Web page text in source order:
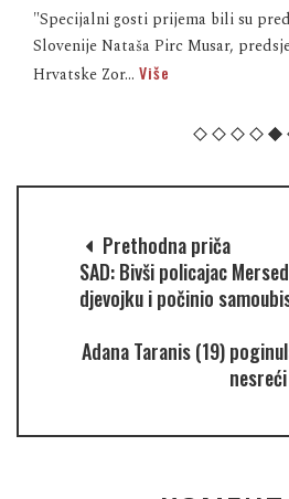
"Specijalni gosti prijema bili su
Slovenije Nataša Pirc Musar,
Hrvatske Zor... Više
Prethodna priča
SAD: Bivši policajac
djevojku i počinio
Adana Taranis (19)